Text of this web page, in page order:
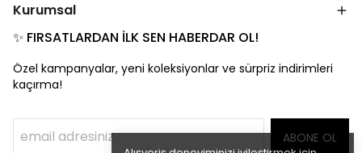
Kurumsal
✨ FIRSATLARDAN İLK SEN HABERDAR OL!
Özel kampanyalar, yeni koleksiyonlar ve sürpriz indirimleri
kaçırma!
ABONE OL